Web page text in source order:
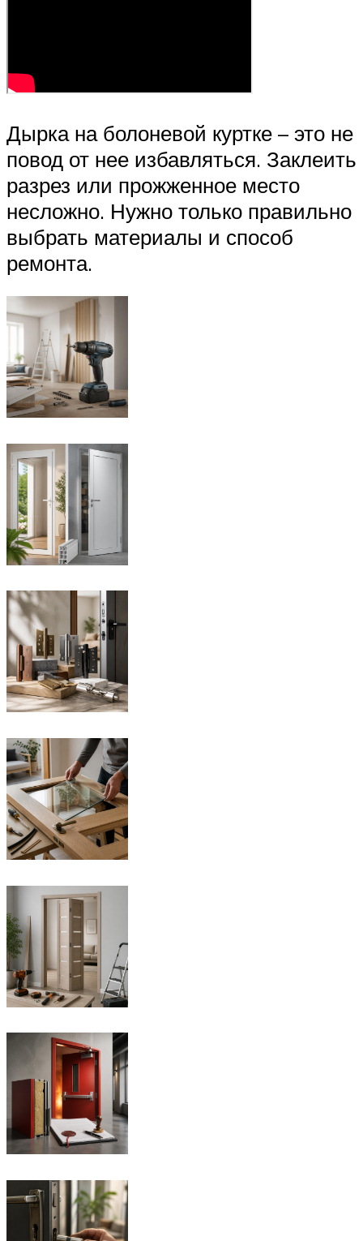
Дырка на болоневой куртке – это не
повод от нее избавляться. Заклеить
разрез или прожженное место
несложно. Нужно только правильно
выбрать материалы и способ
ремонта.